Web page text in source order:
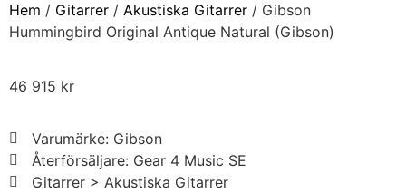
Hem / Gitarrer / Akustiska Gitarrer / Gibson
Hummingbird Original Antique Natural (Gibson)
46 915 kr
Varumärke: Gibson
Återförsäljare: Gear 4 Music SE
Gitarrer > Akustiska Gitarrer